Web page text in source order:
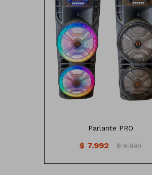
Incluye:
2 Micrófonos
Caragador
Control remoto
Luces RGB/AUDIORITMICAS
Funciones:
Bluetooth
Medidas : 93cm x34 cm
Parlante PRO
$ 7.992 $ 9.990